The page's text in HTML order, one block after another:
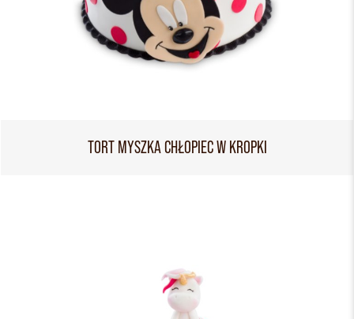
TORT MYSZKA CHŁOPIEC W KROPKI